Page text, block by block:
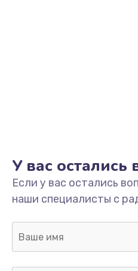
У вас остались
Если у вас остались
наши специалисты с